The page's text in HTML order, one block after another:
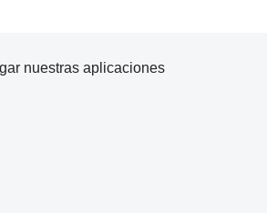
nuestras aplicaciones